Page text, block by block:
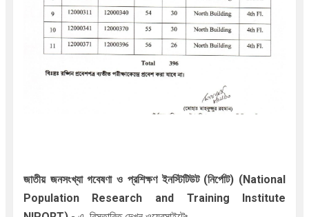
জাতীয় জনসংখ্যা গবেষণা ও প্রশিক্ষণ ইনস্টিটিউট (নির্পোট) (National
Population Research and Training Institute